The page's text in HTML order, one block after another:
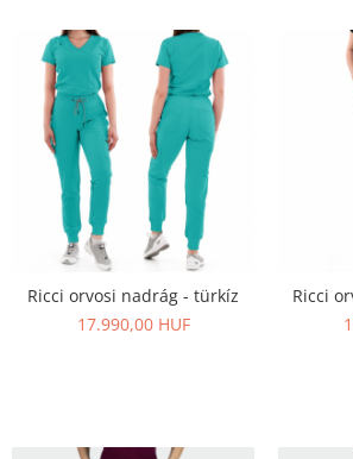
Ricci orvosi nadrág - türkíz
17.990,00 HUF
Ricci